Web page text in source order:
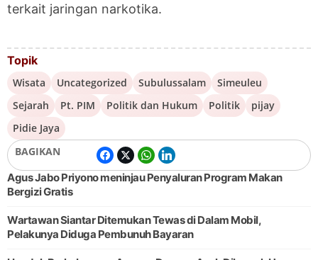
terkait jaringan narkotika.
Topik
Wisata Uncategorized Subulussalam
Simeuleu
Sejarah
Pt. PIM Politik dan Hukum Politik
pijay
Pidie Jaya
BAGIKAN
Agus Jabo Priyono meninjau Penyaluran Program Makan
Bergizi Gratis
Wartawan Siantar Ditemukan Tewas di Dalam Mobil,
Pelakunya Diduga Pembunuh Bayaran